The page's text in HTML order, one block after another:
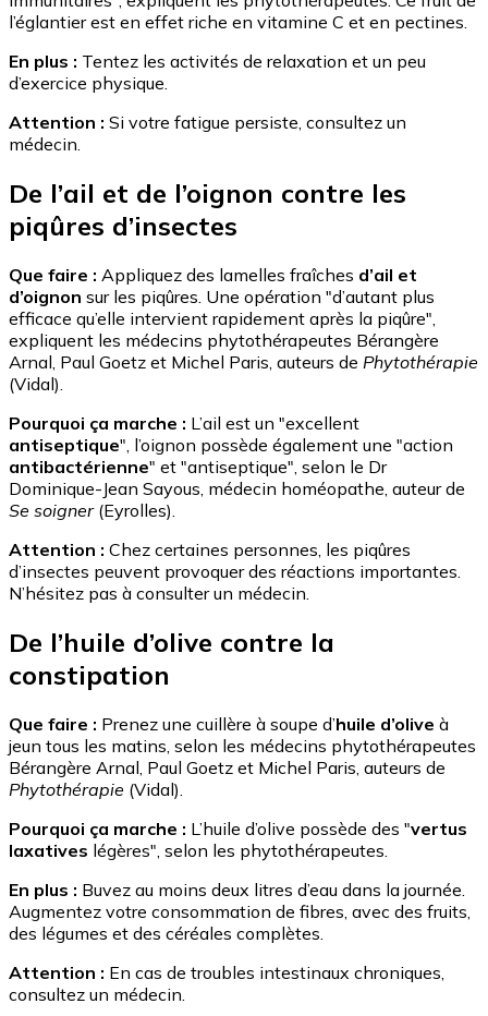
l’églantier est en effet riche en vitamine C et en pectines.
En plus : Tentez les activités de relaxation et un peu
d’exercice physique.
Attention : Si votre fatigue persiste, consultez un
médecin.
De l’ail et de l’oignon contre les
piqûres d’insectes
Que faire : Appliquez des lamelles fraîches d’ail et
d’oignon sur les piqûres. Une opération "d’autant plus
efficace qu’elle intervient rapidement après la piqûre",
expliquent les médecins phytothérapeutes Bérangère
Arnal, Paul Goetz et Michel Paris, auteurs de Phytothérapie
(Vidal).
Pourquoi ça marche : L’ail est un "excellent
antiseptique", l’oignon possède également une "action
antibactérienne" et "antiseptique", selon le Dr
Dominique-Jean Sayous, médecin homéopathe, auteur de
Se soigner(Eyrolles).
Attention : Chez certaines personnes, les piqûres
d’insectes peuvent provoquer des réactions importantes.
N’hésitez pas à consulter un médecin.
De l’huile d’olive contre la
constipation
Que faire : Prenez une cuillère à soupe d’huile d’olive à
jeun tous les matins, selon les médecins phytothérapeutes
Bérangère Arnal, Paul Goetz et Michel Paris, auteurs de
Phytothérapie (Vidal).
Pourquoi ça marche : L’huile d’olive possède des "vertus
laxatives légères", selon les phytothérapeutes.
En plus : Buvez au moins deux litres d’eau dans la journée.
Augmentez votre consommation de fibres, avec des fruits,
des légumes et des céréales complètes.
Attention : En cas de troubles intestinaux chroniques,
consultez un médecin.